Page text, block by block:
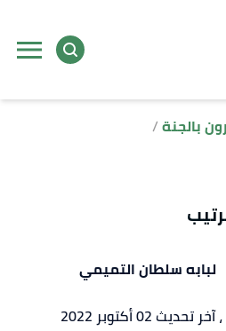
بالجنة
لبابه سلطان التميمي
، آخر تحديث 02 أكتوبر 2022